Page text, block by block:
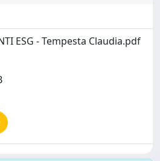
ESG - Tempesta Claudia.pdf